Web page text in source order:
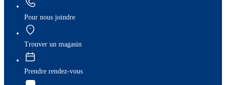
Pour nous joindre
Trouver un magasin
Prendre rendez-vous